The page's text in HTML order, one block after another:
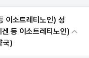
이소트레티노인) 성
등 이소트레티노인)
국)